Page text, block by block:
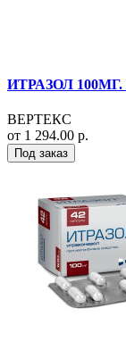
ИТРАЗОЛ
ВЕРТЕКС
от 1 294.00 р.
Под заказ